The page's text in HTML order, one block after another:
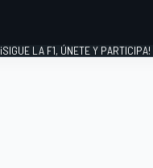
¡SIGUE LA F1, ÚNETE Y PARTICIPA!